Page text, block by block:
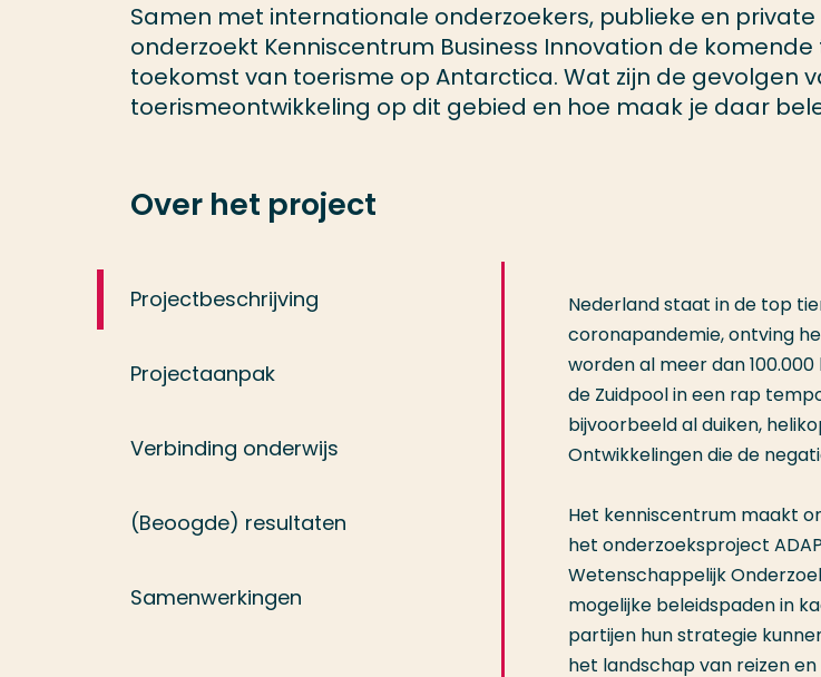
Samen met internationale onderzoekers, publieke en
onderzoekt Kenniscentrum Business Innovation de
toekomst van toerisme op Antarctica. Wat zijn de gevolgen
toerismeontwikkeling op dit gebied en hoe maak je daar
Over het project
Projectbeschrijving
Nederland staat in de top
coronapandemie, ontving
worden al meer dan
de Zuidpool in een rap
bijvoorbeeld al duiken,
Ontwikkelingen die de
Het kenniscentrum maakt
het onderzoeksproject
Wetenschappelijk
mogelijke beleidspaden in
partijen hun strategie
het landschap van reizen
Projectaanpak
Verbinding onderwijs
(Beoogde) resultaten
Samenwerkingen